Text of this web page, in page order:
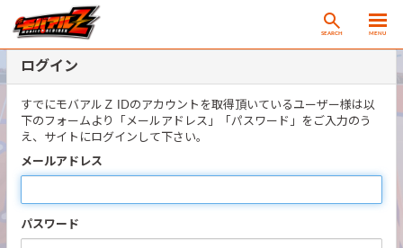
SEARCH MENU
ログイン
すでにモバアルＺ IDのアカウントを取得頂いているユーザー様は以
下のフォームより「メールアドレス」「パスワード」をご入力のう
え、サイトにログインして下さい。
メールアドレス
パスワード